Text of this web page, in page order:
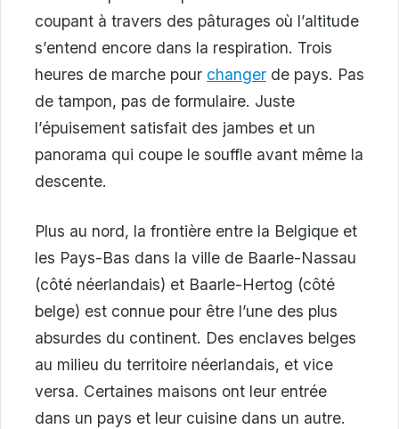
coupant à travers des pâturages où l’altitude
s’entend encore dans la respiration. Trois
heures de marche pour changer de pays. Pas
de tampon, pas de formulaire. Juste
l’épuisement satisfait des jambes et un
panorama qui coupe le souffle avant même la
descente.
Plus au nord, la frontière entre la Belgique et
les Pays-Bas dans la ville de Baarle-Nassau
(côté néerlandais) et Baarle-Hertog (côté
belge) est connue pour être l’une des plus
absurdes du continent. Des enclaves belges
au milieu du territoire néerlandais, et vice
versa. Certaines maisons ont leur entrée
dans un pays et leur cuisine dans un autre.